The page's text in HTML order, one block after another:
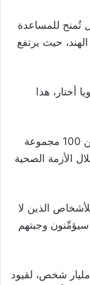
أموال تُمنح للمساعدة
حيث يرتفع
أختار، هذا
وتهدف إلى جمع ملايين الدولارات لأكثر من 100 مجموعة
الأزمة الصحية
الذين لا
سيؤمِّنون وجبتهم
ويخضع سكان الهند البالغ عددهم نحو 1,3 مليار شخص، لقيود